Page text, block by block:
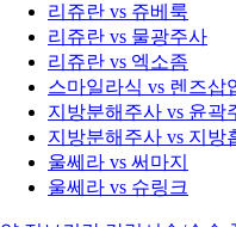
리쥬란 vs 쥬베룩
리쥬란 vs 물광주사
리쥬란 vs 엑소좀
스마일라식 vs 렌즈삽
지방분해주사 vs 윤곽
지방분해주사 vs 지방
울쎄라 vs 써마지
울쎄라 vs 슈링크